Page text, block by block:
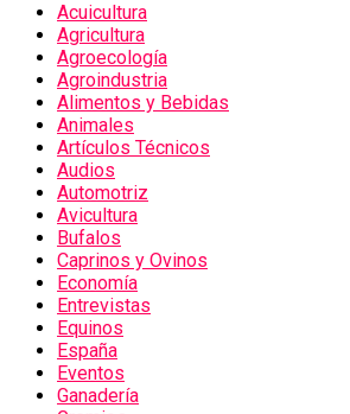
Acuicultura
Agricultura
Agroecología
Agroindustria
Alimentos y Bebidas
Animales
Artículos Técnicos
Audios
Automotriz
Avicultura
Bufalos
Caprinos y Ovinos
Economía
Entrevistas
Equinos
España
Eventos
Ganadería